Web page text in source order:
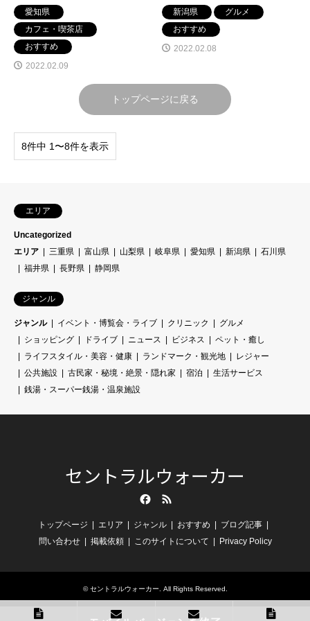
ブ」名古屋市中区の栄の松坂
屋名古屋店南館2階
愛知県
カフェ・喫茶店
おすすめ
2022.02.09
NOIROUGE」新潟市西区寺尾
東
新潟県
グルメ
おすすめ
2022.02.08
トップページに戻る
8件中 1〜8件を表示
エリア
Uncategorized
エリア
三重県 富山県 山梨県 岐阜県 愛知県 新潟県
石川県
福井県
長野県 静岡県
ジャンル
ジャンル イベント・博覧会・ライブ クリニック
グルメ
ショッピング
ドライブ ニュース ビジネス
ペット・癒し
ライフスタイル・美容・健康
ランドマーク・観光地
レジャー
公共施設
古民家・秘境・絶景・隠れ家 宿泊
生活サービス
銭湯・スーパー銭湯・温泉施設
セントラルウォーカー
トップページ エリア ジャンル おすすめ
ブログ記事
問い合わせ
掲載依頼 このサイトについて Privacy Policy
©セントラルウォーカー . All Rights Reserved.